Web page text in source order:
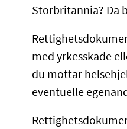
Storbritannia? Da
med yrkesskade
du mottar
eventuelle